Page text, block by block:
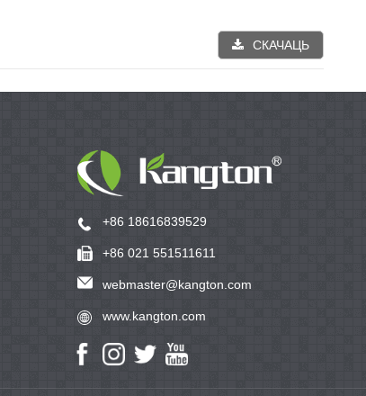
СКАЧАЦЬ
+86 18616839529
+86 021 551511611
webmaster@kangton.com
www.kangton.com